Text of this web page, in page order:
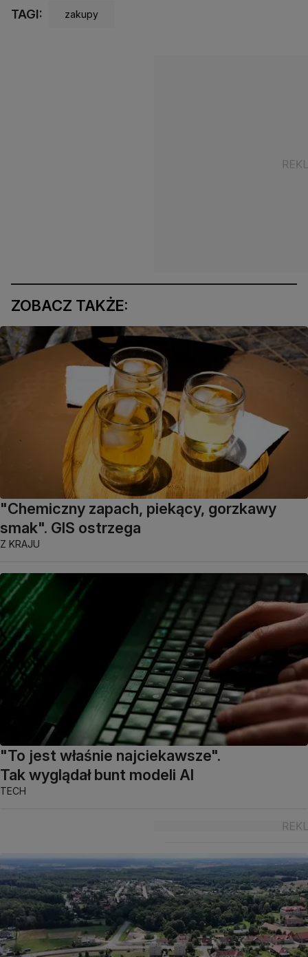
TAGI: zakupy
ZOBACZ TAKŻE:
"Chemiczny zapach, piekący, gorzkawy
smak". GIS ostrzega
Z KRAJU
"To jest właśnie najciekawsze".
Tak wyglądał bunt modeli AI
TECH